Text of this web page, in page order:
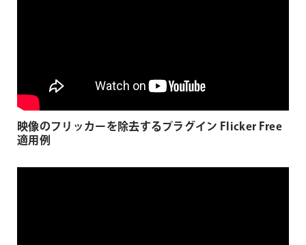
映像のフリッカーを除去するプラグイン Flicker Free
適用例